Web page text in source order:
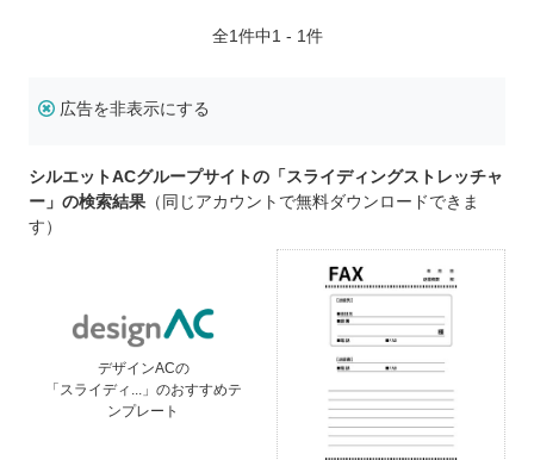
全1件中1 - 1件
広告を非表示にする
シルエットACグループサイトの「スライディングストレッチャ
ー」の検索結果 （同じアカウントで無料ダウンロードできま
す）
デザインACの
「スライディ...」のおすすめテ
ンプレート